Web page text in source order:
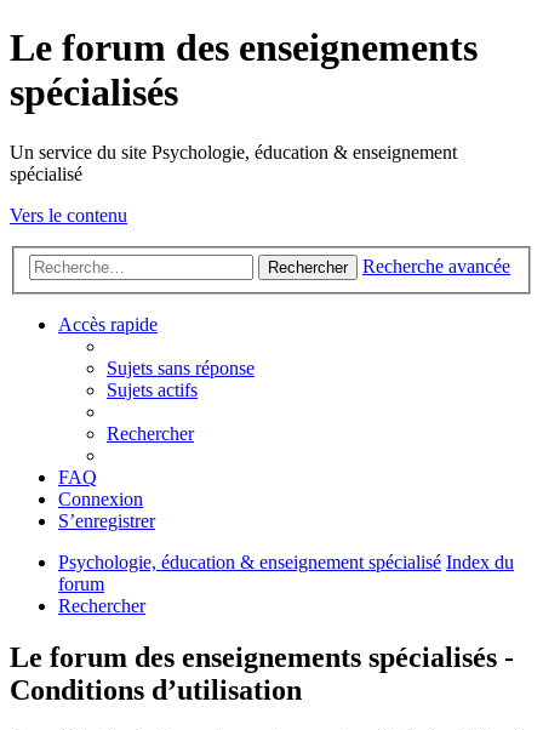
Le forum des enseignements
spécialisés
Un service du site Psychologie, éducation & enseignement
spécialisé
Vers le contenu
Rechercher Recherche avancée
Accès rapide
Sujets sans réponse
Sujets actifs
Rechercher
FAQ
Connexion
S’enregistrer
Psychologie, éducation & enseignement spécialisé Index du
forum
Rechercher
Le forum des enseignements spécialisés -
Conditions d’utilisation